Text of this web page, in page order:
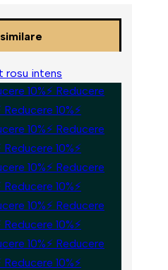
10%⚡ Reducere
Reducere 10%⚡
10%⚡ Reducere
Reducere 10%⚡
10%⚡ Reducere
Reducere 10%⚡
10%⚡ Reducere
Reducere 10%⚡
10%⚡ Reducere
Reducere 10%⚡